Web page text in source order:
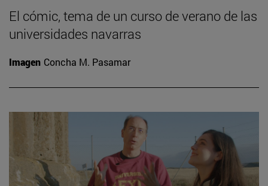
El cómic, tema de un curso de verano de las
universidades navarras
Imagen Concha M. Pasamar